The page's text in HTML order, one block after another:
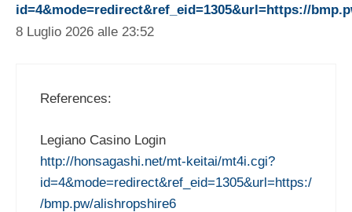
id=4&mode=redirect&ref_eid=1305&url=https://
8 Luglio 2026 alle 23:52
References:
Legiano Casino Login
http://honsagashi.net/mt-keitai/mt4i.cgi?
id=4&mode=redirect&ref_eid=1305&url=https:/
/bmp.pw/alishropshire6